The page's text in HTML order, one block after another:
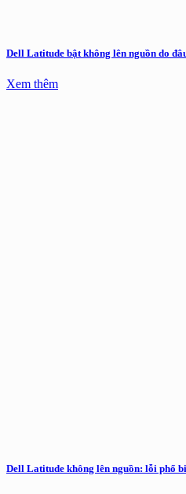
Dell Latitude bật không lên nguồn do
Xem thêm
Dell Latitude không lên nguồn: lỗi phổ